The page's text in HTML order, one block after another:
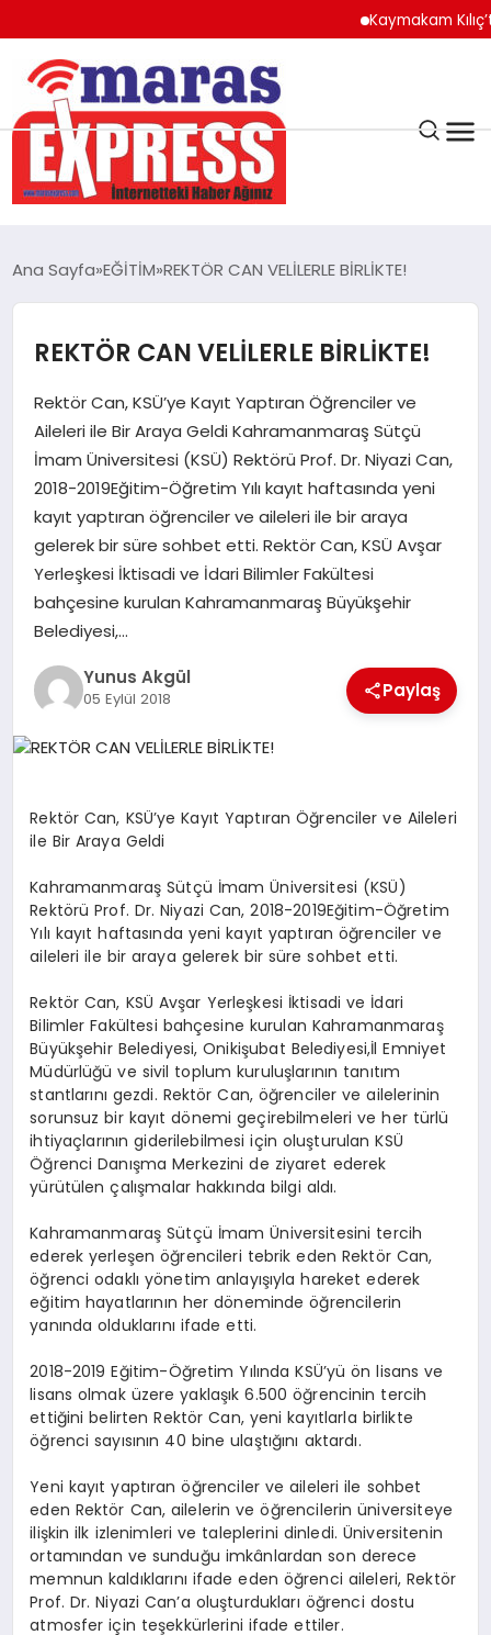
Kaymakam Kılıç’tan
K.MARAŞ
AFŞİN
ÇAĞLAYANCERİT
BİZE ULAŞIN
GÖKSUN
TÜRKOĞLU
PAZARCIK
KÜNYE
NURHAK
Ana Sayfa EĞİTİM REKTÖR CAN VELİLERLE BİRLİKTE!
REKTÖR CAN VELİLERLE BİRLİKTE!
Rektör Can, KSÜ’ye Kayıt Yaptıran Öğrenciler ve
Aileleri ile Bir Araya Geldi Kahramanmaraş Sütçü
İmam Üniversitesi (KSÜ) Rektörü Prof. Dr. Niyazi Can,
2018-2019Eğitim-Öğretim Yılı kayıt haftasında yeni
kayıt yaptıran öğrenciler ve aileleri ile bir araya
gelerek bir süre sohbet etti. Rektör Can, KSÜ Avşar
Yerleşkesi İktisadi ve İdari Bilimler Fakültesi
bahçesine kurulan Kahramanmaraş Büyükşehir
Belediyesi,…
Yunus Akgül
05 Eylül 2018 Paylaş
Rektör Can, KSÜ’ye Kayıt Yaptıran Öğrenciler ve Aileleri
ile Bir Araya Geldi
Kahramanmaraş Sütçü İmam Üniversitesi (KSÜ)
Rektörü Prof. Dr. Niyazi Can, 2018-2019Eğitim-Öğretim
Yılı kayıt haftasında yeni kayıt yaptıran öğrenciler ve
aileleri ile bir araya gelerek bir süre sohbet etti.
Rektör Can, KSÜ Avşar Yerleşkesi İktisadi ve İdari
Bilimler Fakültesi bahçesine kurulan Kahramanmaraş
Büyükşehir Belediyesi, Onikişubat Belediyesi,İl Emniyet
Müdürlüğü ve sivil toplum kuruluşlarının tanıtım
stantlarını gezdi. Rektör Can, öğrenciler ve ailelerinin
sorunsuz bir kayıt dönemi geçirebilmeleri ve her türlü
ihtiyaçlarının giderilebilmesi için oluşturulan KSÜ
Öğrenci Danışma Merkezini de ziyaret ederek
yürütülen çalışmalar hakkında bilgi aldı.
Kahramanmaraş Sütçü İmam Üniversitesini tercih
ederek yerleşen öğrencileri tebrik eden Rektör Can,
öğrenci odaklı yönetim anlayışıyla hareket ederek
eğitim hayatlarının her döneminde öğrencilerin
yanında olduklarını ifade etti.
2018-2019 Eğitim-Öğretim Yılında KSÜ’yü ön lisans ve
lisans olmak üzere yaklaşık 6.500 öğrencinin tercih
ettiğini belirten Rektör Can, yeni kayıtlarla birlikte
öğrenci sayısının 40 bine ulaştığını aktardı.
Yeni kayıt yaptıran öğrenciler ve aileleri ile sohbet
eden Rektör Can, ailelerin ve öğrencilerin üniversiteye
ilişkin ilk izlenimleri ve taleplerini dinledi. Üniversitenin
ortamından ve sunduğu imkânlardan son derece
memnun kaldıklarını ifade eden öğrenci aileleri, Rektör
Prof. Dr. Niyazi Can’a oluşturdukları öğrenci dostu
atmosfer için teşekkürlerini ifade ettiler.